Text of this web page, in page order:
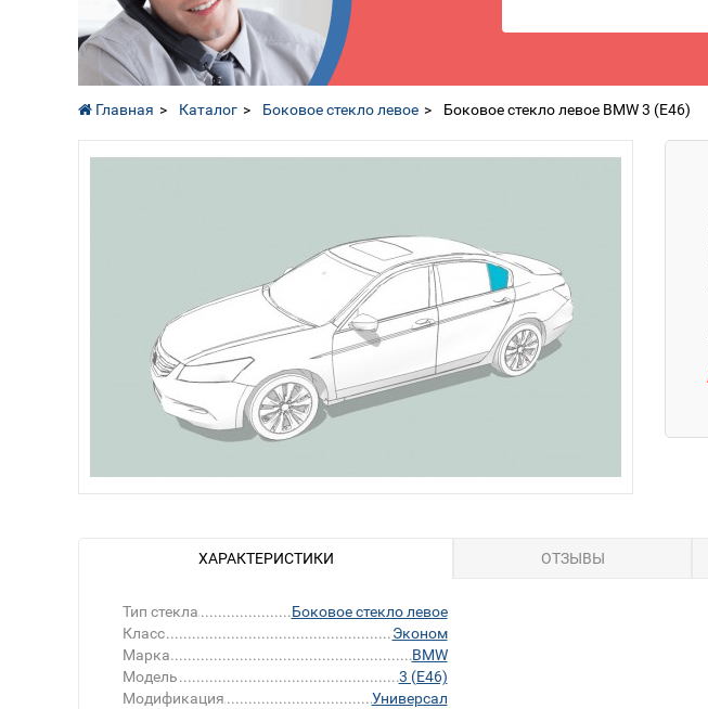
Главная Каталог Боковое стекло левое Боковое стекло левое BMW 3 (E46)
ХАРАКТЕРИСТИКИ ОТЗЫВЫ
Тип стекла
Боковое стекло левое
Класс
Эконом
Марка
BMW
Модель
3 (E46)
Модификация
Универсал